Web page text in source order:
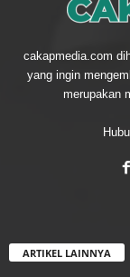
cakapmedia.com
yang ingin
merupakan
ARTIKEL LAINNYA